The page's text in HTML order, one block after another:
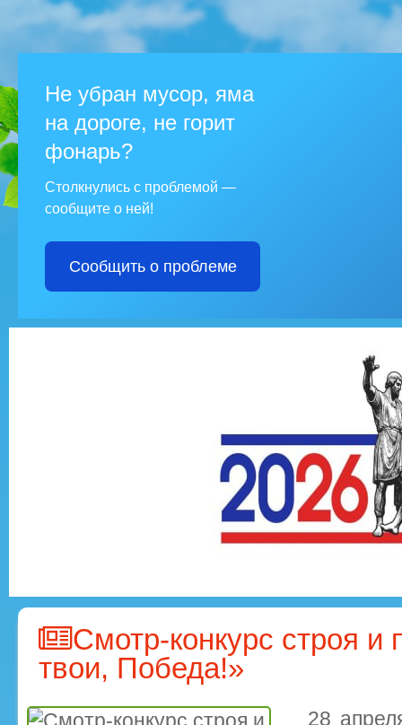
Не убран мусор, яма
на дороге, не горит
фонарь?
Столкнулись с проблемой —
сообщите о ней!
Сообщить о проблеме
Смотр-конкурс строя и
твои, Победа!»
28